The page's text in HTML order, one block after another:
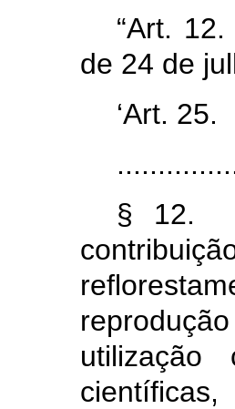
“Art.
de 24 de
‘Art.
§ 12.